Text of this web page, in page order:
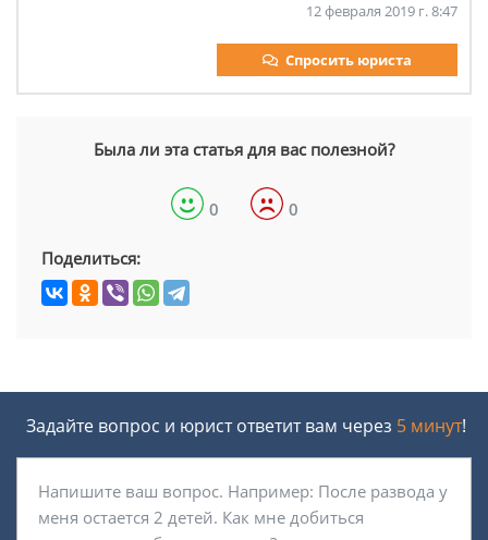
12 февраля 2019 г. 8:47
Спросить юриста
Была ли эта статья для вас полезной?
0 0
Поделиться:
Задайте вопрос и юрист ответит вам через 5 минут!